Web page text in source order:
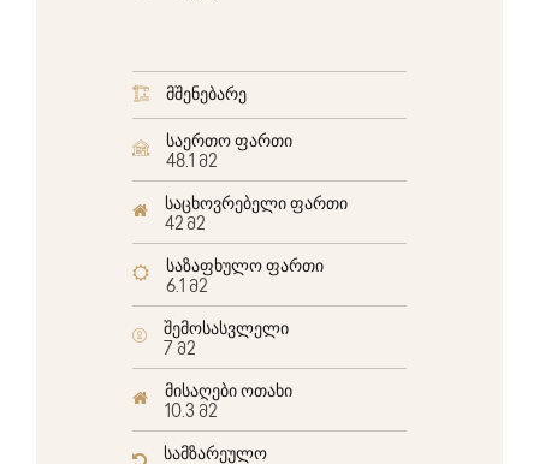
მშენებარე
საერთო ფართი
48.1 მ2
საცხოვრებელი ფართი
42 მ2
საზაფხულო ფართი
6.1 მ2
შემოსასვლელი
7 მ2
მისაღები ოთახი
10.3 მ2
სამზარეულო